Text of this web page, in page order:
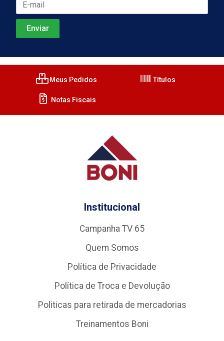
Meus Pedidos Títulos
Notas Fiscais
Institucional
Campanha TV 65
Quem Somos
Política de Privacidade
Política de Troca e Devolução
Politicas para retirada de mercadorias
Treinamentos Boni